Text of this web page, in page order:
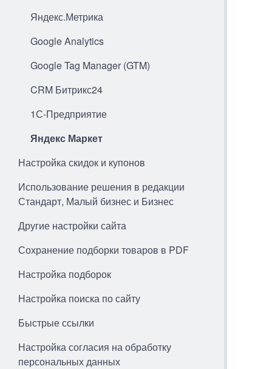
Яндекс.Метрика
Google Analytics
Google Tag Manager (GTM)
CRM Битрикс24
1С-Предприятие
Яндекс Маркет
Настройка скидок и купонов
Использование решения в редакции
Стандарт, Малый бизнес и Бизнес
Другие настройки сайта
Сохранение подборки товаров в PDF
Настройка подборок
Настройка поиска по сайту
Быстрые ссылки
Настройка согласия на обработку
персональных данных